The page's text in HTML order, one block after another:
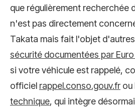
que régulièrement recherchée
n'est pas directement
Takata mais fait l'objet d'autres
sécurité documentées par Euro
si votre véhicule est rappelé,
officiel rappel.conso.gouv.fr ou
technique, qui intègre